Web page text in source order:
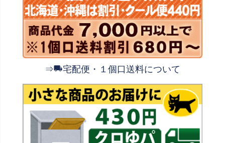
⇒ 宅配便・１個口送料について